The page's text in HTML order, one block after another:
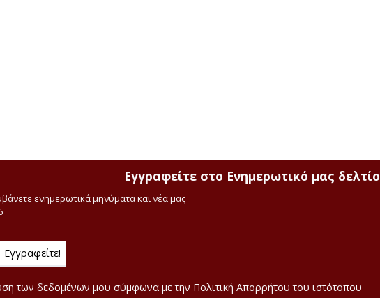
Εγγραφείτε στο Ενημερωτικό μας δελτίο
ενημερωτικά μηνύματα και νέα μας
των δεδομένων μου σύμφωνα με την Πολιτική Απορρήτου του ιστότοπου